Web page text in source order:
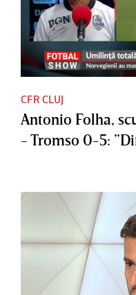
CFR CLUJ
Antonio Folha,
- Tromso 0-5: